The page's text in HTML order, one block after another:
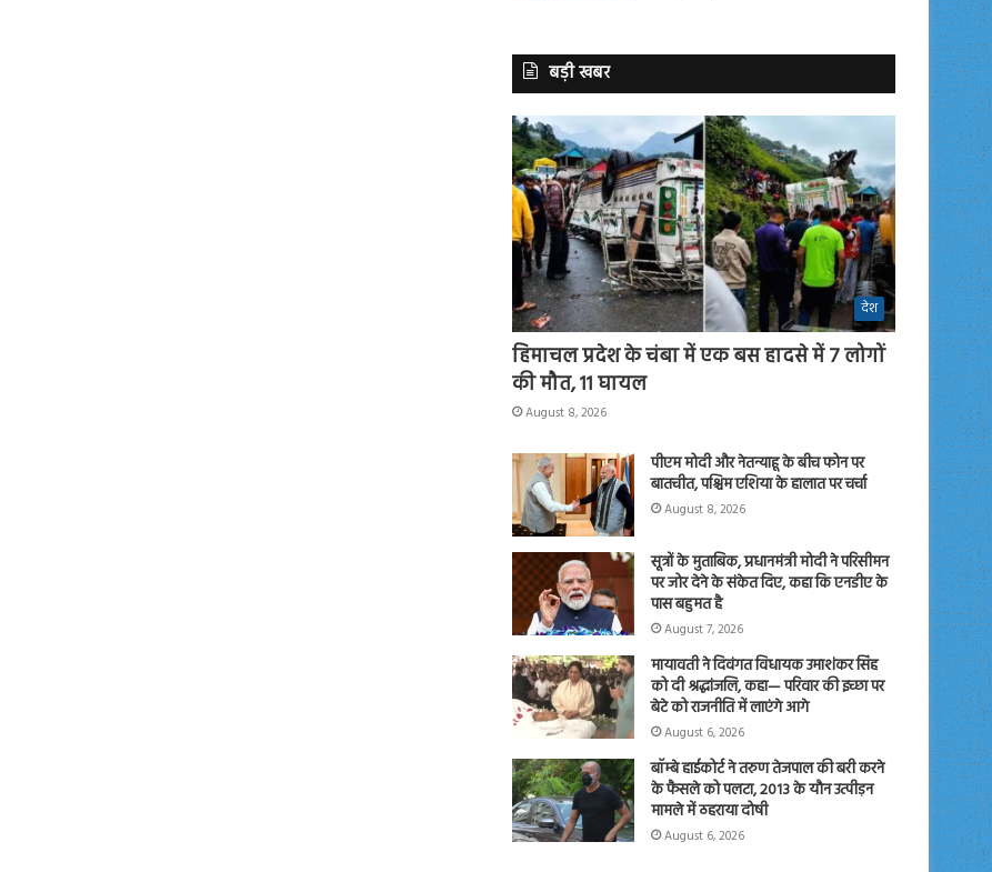
बड़ी खबर
देश
हिमाचल प्रदेश के चंबा में एक बस हादसे में 7 लोगों
की मौत, 11 घायल
August 8, 2026
पीएम मोदी और नेतन्याहू के बीच फोन पर
बातचीत, पश्चिम एशिया के हालात पर चर्चा
August 8, 2026
सूत्रों के मुताबिक, प्रधानमंत्री मोदी ने परिसीमन
पर जोर देने के संकेत दिए, कहा कि एनडीए के
पास बहुमत है
August 7, 2026
मायावती ने दिवंगत विधायक उमाशंकर सिंह
को दी श्रद्धांजलि, कहा— परिवार की इच्छा पर
बेटे को राजनीति में लाएंगे आगे
August 6, 2026
बॉम्बे हाईकोर्ट ने तरुण तेजपाल की बरी करने
के फैसले को पलटा, 2013 के यौन उत्पीड़न
मामले में ठहराया दोषी
August 6, 2026